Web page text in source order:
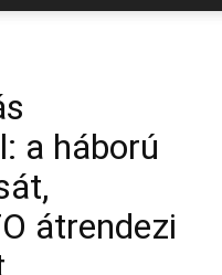
a háború
átrendezi